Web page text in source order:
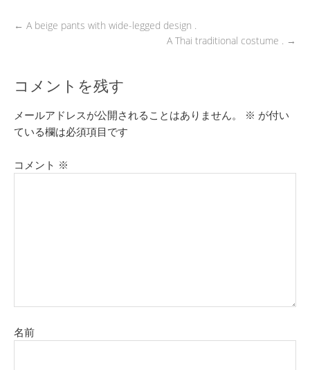
← A beige pants with wide-legged design .
A Thai traditional costume . →
コメントを残す
メールアドレスが公開されることはありません。 ※ が付い
ている欄は必須項目です
コメント ※
名前